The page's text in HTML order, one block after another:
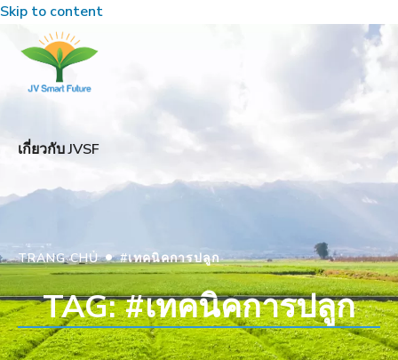
Skip to content
เกี่ยวกับ JVSF
TRANG CHỦ•#เทคนิคการปลูก
TAG: #เทคนิคการปลูก